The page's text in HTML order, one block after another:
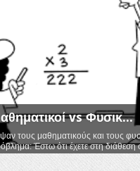
vs Φυσικ...
τους μαθηματικούς και τους
Έστω ότι έχετε στη διάθεση